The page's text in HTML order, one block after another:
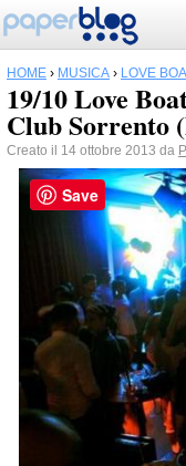
HOME › MUSICA › LOVE
19/10 Love
Club Sorrento
Creato il 14 ottobre 2013 da
Save